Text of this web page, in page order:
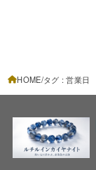
HOME タグ : 営業日